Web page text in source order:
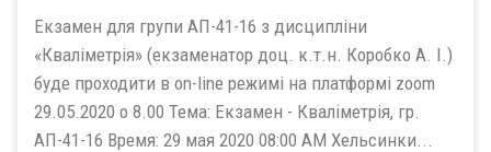
Екзамен для групи АП-41-16 з дисципліни
«Кваліметрія» (екзаменатор доц. к.т.н. Коробко А. І.)
буде проходити в on-line режимі на платформі zoom
29.05.2020 о 8.00 Тема: Екзамен - Кваліметрія, гр.
АП-41-16 Время: 29 мая 2020 08:00 AM Хельсинки...